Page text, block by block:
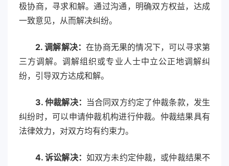
极协商，寻求和解。通过沟通，明确双方权益，达成
一致意见，从而解决纠纷。
2. 调解解决：在协商无果的情况下，可以寻求第
三方调解。调解组织或专业人士中立公正地调解纠
纷，引导双方达成和解。
3. 仲裁解决： 当合同双方约定了仲裁条款，发生
纠纷时，可以申请仲裁机构进行仲裁。仲裁结果具有
法律效力，对双方均有约束力。
4. 诉讼解决： 如双方未约定仲裁，或仲裁结果不